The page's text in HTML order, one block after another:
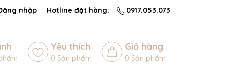
nhập Hotline đặt hàng: 0917.053.073
Yêu thích
0 Sản phẩm
Giỏ hàng
0 Sản phẩm